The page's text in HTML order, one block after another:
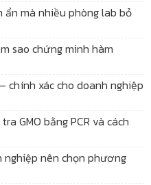
ẩn mà nhiều phòng lab bỏ
sao chứng minh hàm
chính xác cho doanh nghiệp
GMO bằng PCR và cách
nghiệp nên chọn phương